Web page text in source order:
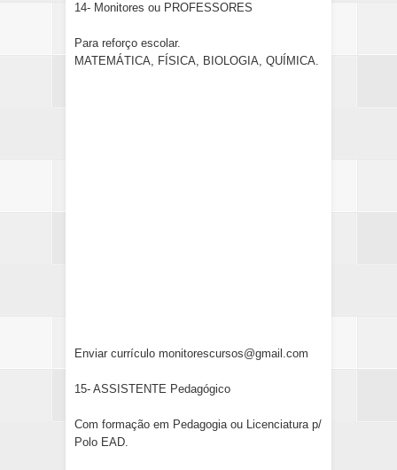
14- Monitores ou PROFESSORES
Para reforço escolar.
MATEMÁTICA, FÍSICA, BIOLOGIA, QUÍMICA.
Enviar currículo monitorescursos@gmail.com
15- ASSISTENTE Pedagógico
Com formação em Pedagogia ou Licenciatura p/
Polo EAD.